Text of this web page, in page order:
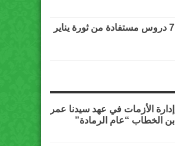
7 دروس مستفادة من ثورة يناير
إدارة الأزمات في عهد سيدنا عمر
بن الخطاب “عام الرمادة”